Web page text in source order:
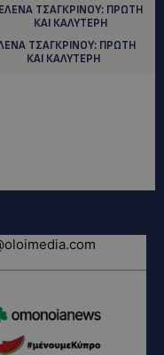
ΤΣΑΓΚΡΙΝΟΥ: ΠΡΩΤΗ
ΚΑΙ ΚΑΛΥΤΕΡΗ